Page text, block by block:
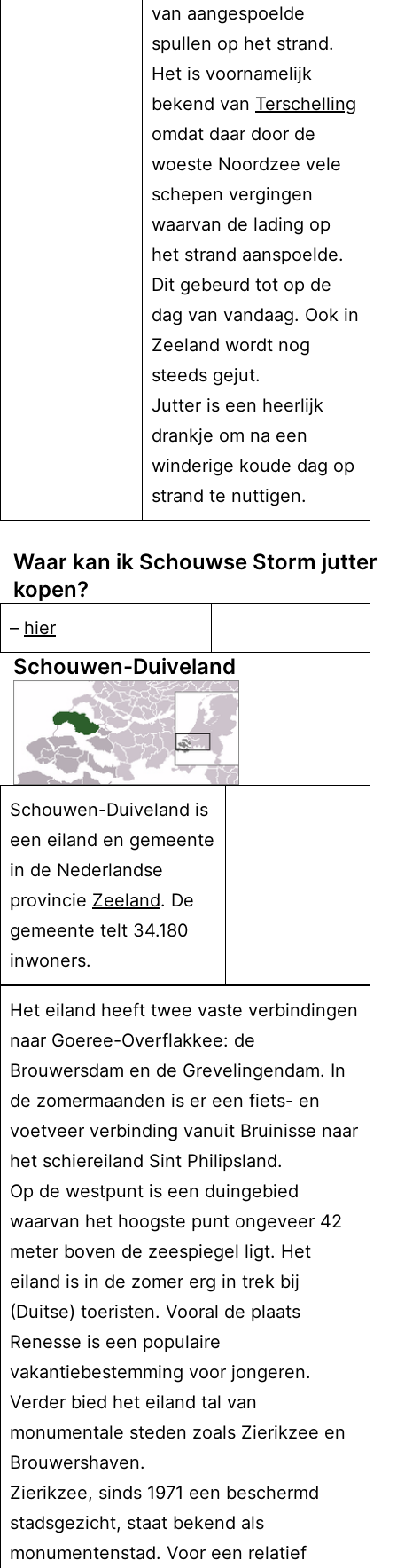
van aangespoelde
spullen op het strand.
Het is voornamelijk
bekend van Terschelling
omdat daar door de
woeste Noordzee vele
schepen vergingen
waarvan de lading op
het strand aanspoelde.
Dit gebeurd tot op de
dag van vandaag. Ook in
Zeeland wordt nog
steeds gejut.
Jutter is een heerlijk
drankje om na een
winderige koude dag op
strand te nuttigen.
Waar kan ik Schouwse Storm jutter
kopen?
– hier
Schouwen-Duiveland
Schouwen-Duiveland is
een eiland en gemeente
in de Nederlandse
provincie Zeeland. De
gemeente telt 34.180
inwoners.
Het eiland heeft twee vaste verbindingen
naar Goeree-Overflakkee: de
Brouwersdam en de Grevelingendam. In
de zomermaanden is er een fiets- en
voetveer verbinding vanuit Bruinisse naar
het schiereiland Sint Philipsland.
Op de westpunt is een duingebied
waarvan het hoogste punt ongeveer 42
meter boven de zeespiegel ligt. Het
eiland is in de zomer erg in trek bij
(Duitse) toeristen. Vooral de plaats
Renesse is een populaire
vakantiebestemming voor jongeren.
Verder bied het eiland tal van
monumentale steden zoals Zierikzee en
Brouwershaven.
Zierikzee, sinds 1971 een beschermd
stadsgezicht, staat bekend als
monumentenstad. Voor een relatief